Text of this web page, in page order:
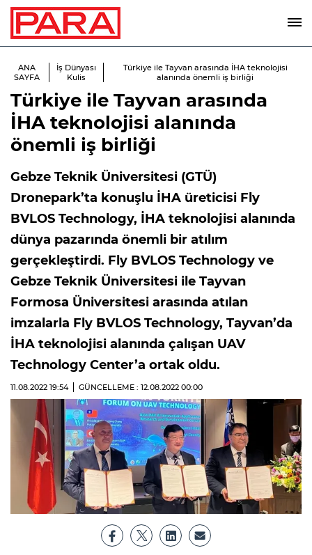
ANA
SAYFA
İş Dünyası
Kulis
Türkiye ile Tayvan arasında İHA teknolojisi
alanında önemli iş birliği
Türkiye ile Tayvan arasında
İHA teknolojisi alanında
önemli iş birliği
Gebze Teknik Üniversitesi (GTÜ)
Dronepark’ta konuşlu İHA üreticisi Fly
BVLOS Technology, İHA teknolojisi alanında
dünya pazarında önemli bir atılım
gerçekleştirdi. Fly BVLOS Technology ve
Gebze Teknik Üniversitesi ile Tayvan
Formosa Üniversitesi arasında atılan
imzalarla Fly BVLOS Technology, Tayvan’da
İHA teknolojisi alanında çalışan UAV
Technology Center’a ortak oldu.
11.08.2022 19:54 GÜNCELLEME : 12.08.2022 00:00